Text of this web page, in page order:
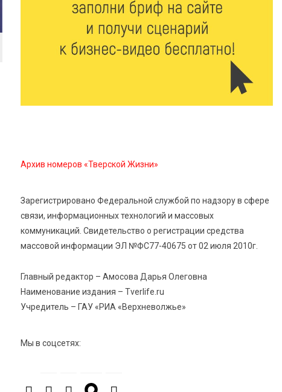
7 Авг 2026 15:30 110
«Россети Центр» отремонтировали почти 270
трансформаторных подстанций и более 146 км ЛЭП
в Тверской области
На Петербургском марафоне «Пушкин — Петербург»
7 Авг 2026 15:02 850
заслуги тренеров и атлетов
7 Авг 2026 14:46 138
Медицина стала самым популярным направлением у
7 Авг 2026 14:31 146
От сортировки мусора до жилья для ветеранов СВО:
Архив номеров «Тверской Жизни»
Зарегистрировано Федеральной службой по надзору в сфере
связи, информационных технологий и массовых
коммуникаций. Свидетельство о регистрации средства
массовой информации ЭЛ №ФС77-40675 от 02 июля 2010г.
Главный редактор – Амосова Дарья Олеговна
Наименование издания – Tverlife.ru
Учредитель – ГАУ «РИА «Верхневолжье»
Мы в соцсетях: